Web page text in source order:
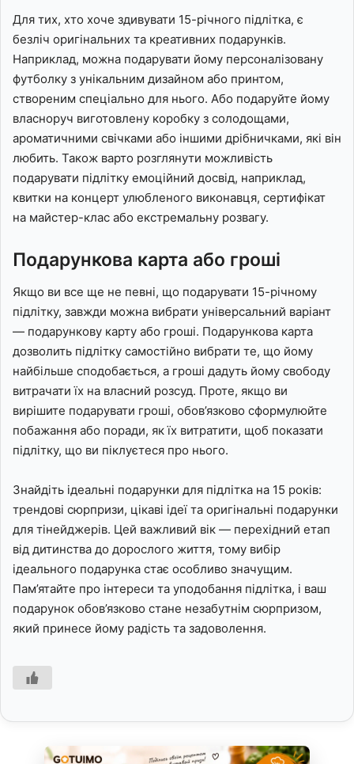
Для тих, хто хоче здивувати 15-річного підлітка, є
безліч оригінальних та креативних подарунків.
Наприклад, можна подарувати йому персоналізовану
футболку з унікальним дизайном або принтом,
створеним спеціально для нього. Або подаруйте йому
власноруч виготовлену коробку з солодощами,
ароматичними свічками або іншими дрібничками, які він
любить. Також варто розглянути можливість
подарувати підлітку емоційний досвід, наприклад,
квитки на концерт улюбленого виконавця, сертифікат
на майстер-клас або екстремальну розвагу.
Подарункова карта або гроші
Якщо ви все ще не певні, що подарувати 15-річному
підлітку, завжди можна вибрати універсальний варіант
— подарункову карту або гроші. Подарункова карта
дозволить підлітку самостійно вибрати те, що йому
найбільше сподобається, а гроші дадуть йому свободу
витрачати їх на власний розсуд. Проте, якщо ви
вирішите подарувати гроші, обов’язково сформулюйте
побажання або поради, як їх витратити, щоб показати
підлітку, що ви піклуєтеся про нього.
Знайдіть ідеальні подарунки для підлітка на 15 років:
трендові сюрпризи, цікаві ідеї та оригінальні подарунки
для тінейджерів. Цей важливий вік — перехідний етап
від дитинства до дорослого життя, тому вибір
ідеального подарунка стає особливо значущим.
Пам’ятайте про інтереси та уподобання підлітка, і ваш
подарунок обов’язково стане незабутнім сюрпризом,
який принесе йому радість та задоволення.